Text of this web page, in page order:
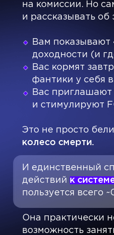
на комиссии. Но
и рассказывать
Вам показывают
доходности (и
Вас кормят
фантики у себя
Вас приглашают
и стимулируют
Это не просто
колесо смерти.
И единственный
действий к
пользуется всего
Она практически
возможность